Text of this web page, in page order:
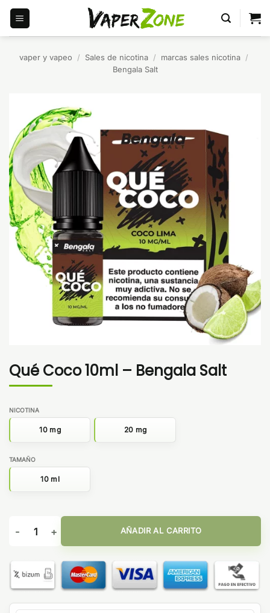
Saltar
contenido
vaper y vapeo / Sales de nicotina / marcas sales nicotina /
Bengala Salt
Qué Coco 10ml – Bengala Salt
NICOTINA
10 mg 20 mg
TAMAÑO
10 ml
Qué Coco 10ml - Bengala Salt cantidad
AÑADIR AL CARRITO